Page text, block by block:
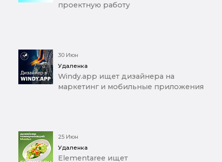
проектную работу
30 Июн
Удаленка
Windy.app ищет дизайнера на
маркетинг и мобильные приложения
25 Июн
Удаленка
Elementaree ищет